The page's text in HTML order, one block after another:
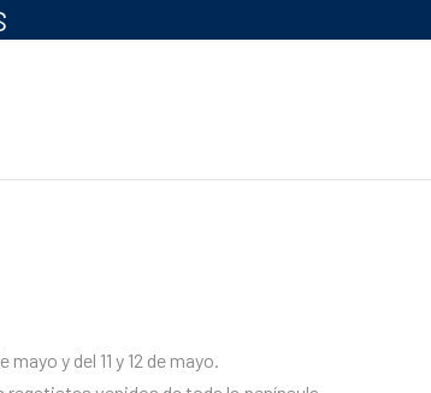
y del 11 y 12 de mayo.